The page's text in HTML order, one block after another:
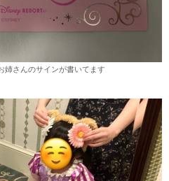
姉さんのサインが書いてます